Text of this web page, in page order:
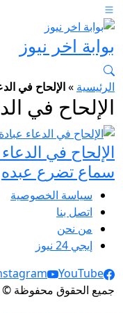
بوابة اخر نيوز
الرئيسية »الإلحاح في
الإلحاح في
الإلحاح في
سماع تضرع عبده
سياسة الخصوصية
اتصل بنا
من نحن
إيجي 24 نيوز
Social Links
YouTube
جميع الحقوق محفوظة ©